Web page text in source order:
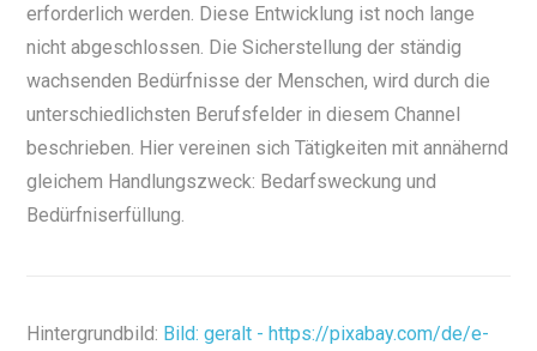
erforderlich werden. Diese Entwicklung ist noch lange
nicht abgeschlossen. Die Sicherstellung der ständig
wachsenden Bedürfnisse der Menschen, wird durch die
unterschiedlichsten Berufsfelder in diesem Channel
beschrieben. Hier vereinen sich Tätigkeiten mit annähernd
gleichem Handlungszweck: Bedarfsweckung und
Bedürfniserfüllung.
Hintergrundbild: Bild: geralt - https://pixabay.com/de/e-